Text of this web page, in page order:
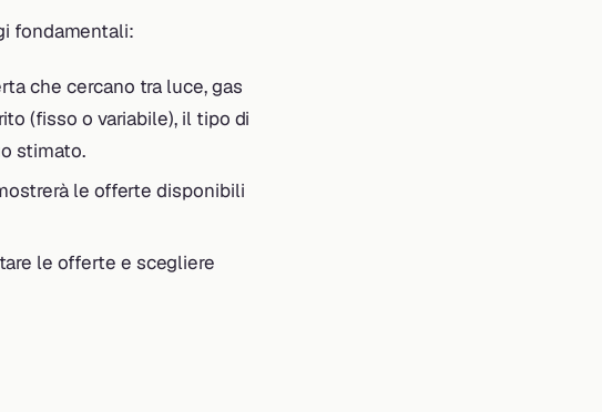
fondamentali:
che cercano tra luce, gas
(fisso o variabile), il tipo di
stimato.
le offerte disponibili
le offerte e scegliere